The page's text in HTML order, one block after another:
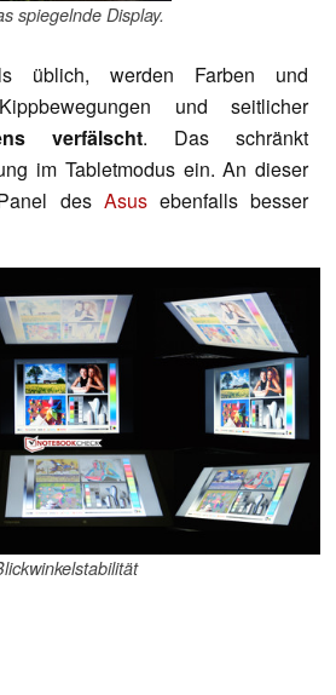
spiegelnde Display.
üblich, werden Farben und
und seitlicher
verfälscht. Das schränkt
im Tabletmodus ein. An dieser
des Asusebenfalls besser